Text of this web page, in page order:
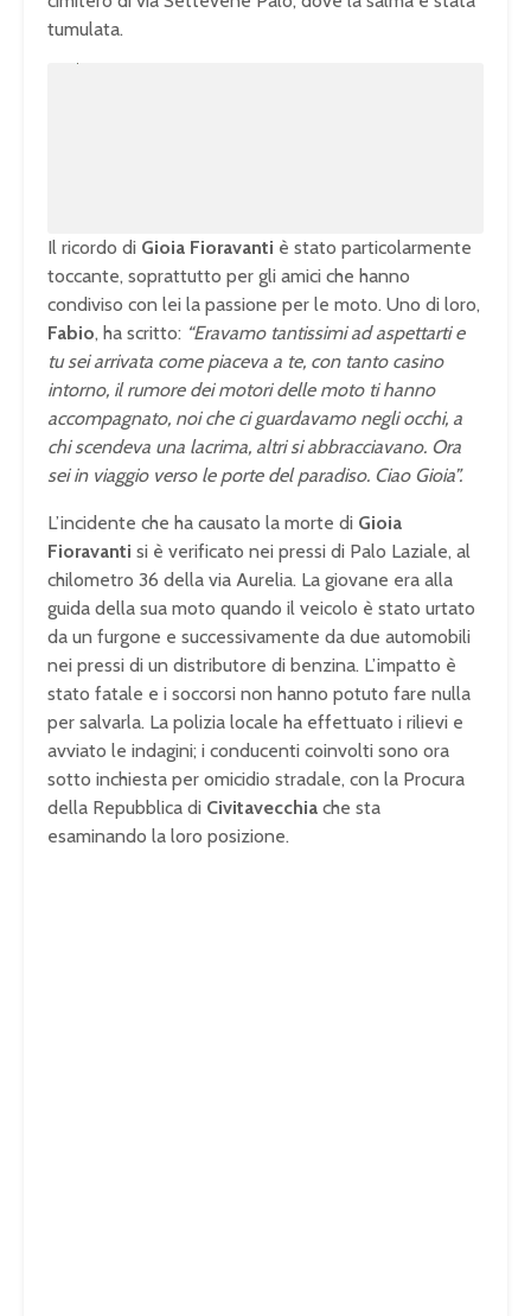
tumulata.
Il ricordo di Gioia Fioravanti è stato particolarmente
toccante, soprattutto per gli amici che hanno
condiviso con lei la passione per le moto. Uno di loro,
Fabio, ha scritto: “Eravamo tantissimi ad aspettarti e
tu sei arrivata come piaceva a te, con tanto casino
intorno, il rumore dei motori delle moto ti hanno
accompagnato, noi che ci guardavamo negli occhi, a
chi scendeva una lacrima, altri si abbracciavano. Ora
sei in viaggio verso le porte del paradiso. Ciao Gioia”.
L’incidente che ha causato la morte di Gioia
Fioravanti si è verificato nei pressi di Palo Laziale, al
chilometro 36 della via Aurelia. La giovane era alla
guida della sua moto quando il veicolo è stato urtato
da un furgone e successivamente da due automobili
nei pressi di un distributore di benzina. L’impatto è
stato fatale e i soccorsi non hanno potuto fare nulla
per salvarla. La polizia locale ha effettuato i rilievi e
avviato le indagini; i conducenti coinvolti sono ora
sotto inchiesta per omicidio stradale, con la Procura
della Repubblica di Civitavecchia che sta
esaminando la loro posizione.